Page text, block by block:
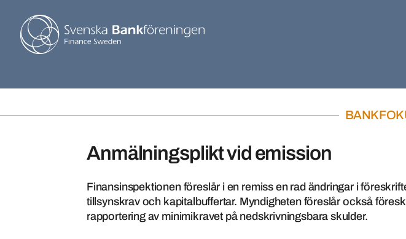
Anmälningsplikt vid emission
Finansinspektionen föreslår i en remiss en rad ändringar i
tillsynskrav och kapitalbuffertar. Myndigheten föreslår också
rapportering av minimikravet på nedskrivningsbara skulder.